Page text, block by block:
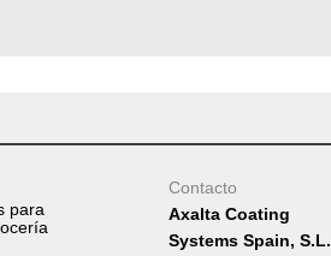
para
Contacto
Axalta Coating
Systems Spain, S.L.